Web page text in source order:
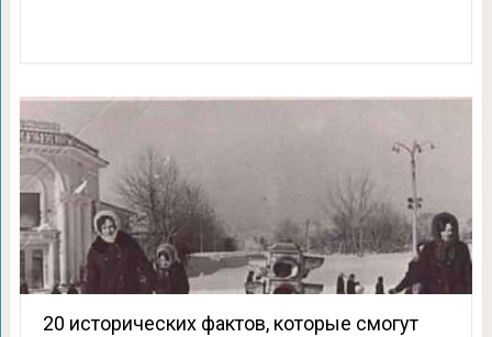
20 исторических фактов, которые смогут